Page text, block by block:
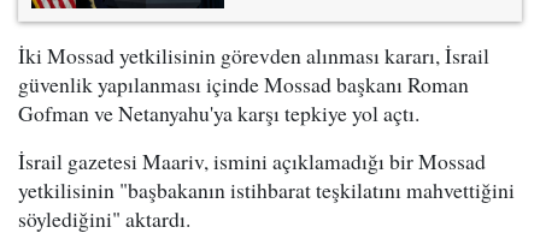
İki Mossad yetkilisinin görevden alınması kararı, İsrail
güvenlik yapılanması içinde Mossad başkanı Roman
Gofman ve Netanyahu'ya karşı tepkiye yol açtı.
İsrail gazetesi Maariv, ismini açıklamadığı bir Mossad
yetkilisinin "başbakanın istihbarat teşkilatını mahvettiğini
söylediğini" aktardı.